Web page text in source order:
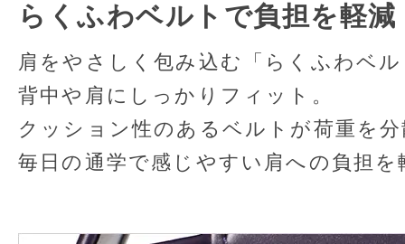
らくふわベルトで負担を軽減
肩をやさしく包み込む「らくふわベ
背中や肩にしっかりフィット。
クッション性のあるベルトが荷重を
毎日の通学で感じやすい肩への負担を